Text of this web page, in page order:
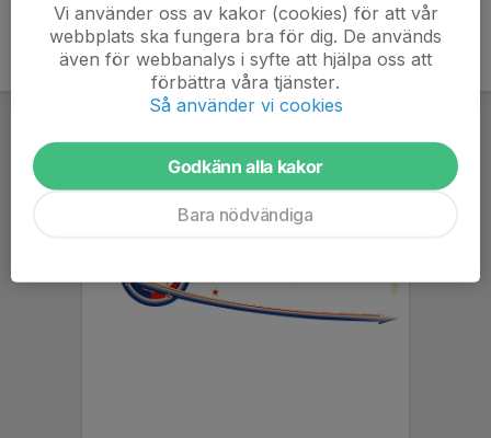
Vi använder oss av kakor (cookies) för att vår
webbplats ska fungera bra för dig. De används
även för webbanalys i syfte att hjälpa oss att
förbättra våra tjänster.
Så använder vi cookies
Godkänn alla kakor
Bara nödvändiga